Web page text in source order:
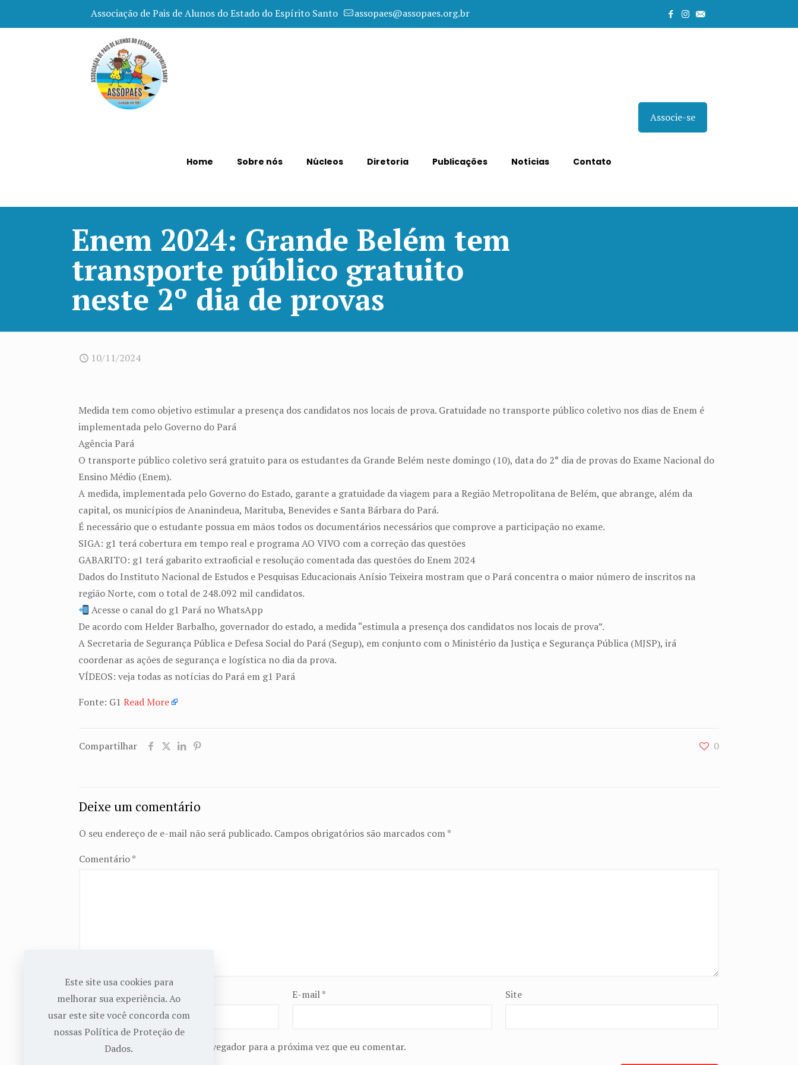
Associação de Pais de Alunos do Estado do Espírito Santo assopaes@assopaes.org.br
Home Sobre nós Núcleos Diretoria Publicações Notícias Contato
Associe-se
Enem 2024: Grande Belém tem
transporte público gratuito
neste 2º dia de provas
10/11/2024
Medida tem como objetivo estimular a presença dos candidatos nos locais de prova. Gratuidade no transporte público coletivo nos dias de Enem é
implementada pelo Governo do Pará
Agência Pará
O transporte público coletivo será gratuito para os estudantes da Grande Belém neste domingo (10), data do 2° dia de provas do Exame Nacional do
Ensino Médio (Enem).
A medida, implementada pelo Governo do Estado, garante a gratuidade da viagem para a Região Metropolitana de Belém, que abrange, além da
capital, os municípios de Ananindeua, Marituba, Benevides e Santa Bárbara do Pará.
É necessário que o estudante possua em mãos todos os documentários necessários que comprove a participação no exame.
SIGA: g1 terá cobertura em tempo real e programa AO VIVO com a correção das questões
GABARITO: g1 terá gabarito extraoficial e resolução comentada das questões do Enem 2024
Dados do Instituto Nacional de Estudos e Pesquisas Educacionais Anísio Teixeira mostram que o Pará concentra o maior número de inscritos na
região Norte, com o total de 248.092 mil candidatos.
Acesse o canal do g1 Pará no WhatsApp
De acordo com Helder Barbalho, governador do estado, a medida “estimula a presença dos candidatos nos locais de prova”.
A Secretaria de Segurança Pública e Defesa Social do Pará (Segup), em conjunto com o Ministério da Justiça e Segurança Pública (MJSP), irá
coordenar as ações de segurança e logística no dia da prova.
VÍDEOS: veja todas as notícias do Pará em g1 Pará
Fonte: G1Read More
Compartilhar 0
Deixe um comentário
O seu endereço de e-mail não será publicado. Campos obrigatórios são marcados com*
Comentário*
Nome* E-mail* Site
Salvar meus dados neste navegador para a próxima vez que eu comentar.
Este site usa cookies para
melhorar sua experiência. Ao
usar este site você concorda com
nossas Política de Proteção de
Dados.